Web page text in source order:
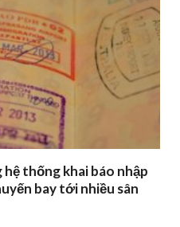
thống khai báo nhập
bay tới nhiều sân